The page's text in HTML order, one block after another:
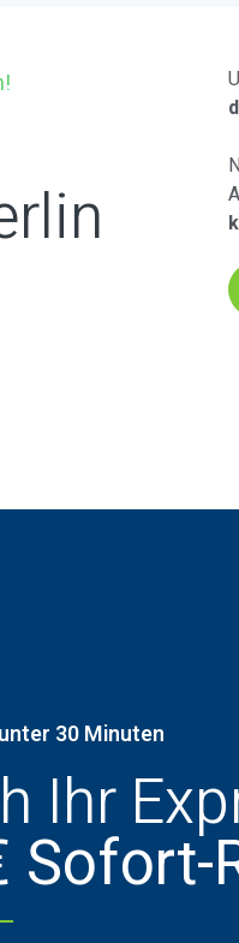
30 Minuten
Ihr
Sofort-